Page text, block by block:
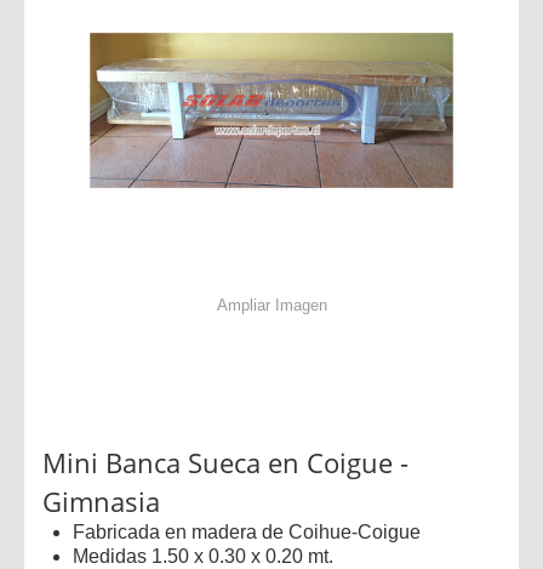
Ampliar Imagen
Mini Banca Sueca en Coigue -
Gimnasia
Fabricada en madera de Coihue-Coigue
Medidas 1.50 x 0.30 x 0.20 mt.